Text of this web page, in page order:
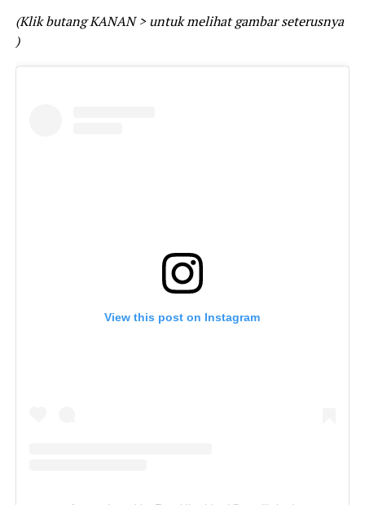
(Klik butang KANAN > untuk melihat gambar seterusnya
)
View this post on Instagram